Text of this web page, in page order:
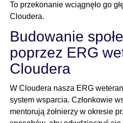
To przekonanie wciągnęło go
Cloudera.
Budowanie
poprzez ERG
Cloudera
W Cloudera nasza ERG
system wsparcia. Członkowie
mentorują żołnierzy w okresie